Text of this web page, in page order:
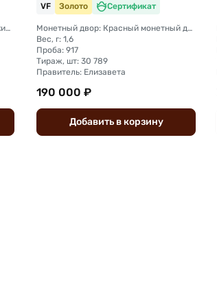
Монетный двор: Санкт-Петербургский монетный двор
VF Золото Сертификат
Монетный двор: Красный монетный двор (Москва)
Вес, г: 1,6
Проба: 917
Тираж, шт: 30 789
Правитель: Елизавета
190 000 ₽
Добавить вкорзину